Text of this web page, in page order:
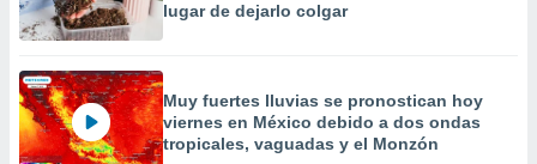
lugar de dejarlo colgar
Muy fuertes lluvias se pronostican hoy
viernes en México debido a dos ondas
tropicales, vaguadas y el Monzón